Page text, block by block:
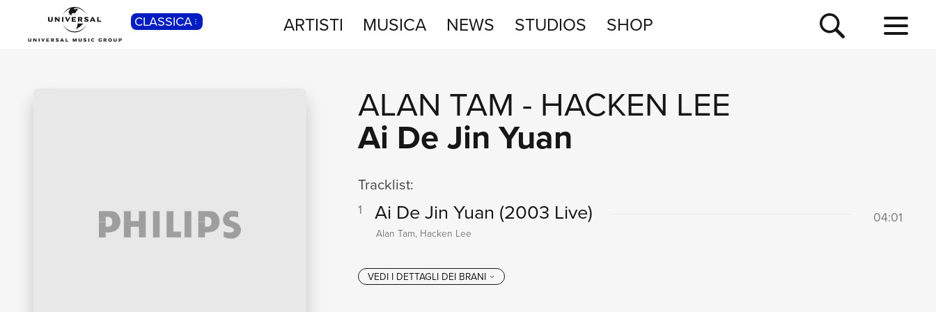
CLASSICA ARTISTI MUSICA NEWS STUDIOS SHOP
ALAN TAM - HACKEN LEE
Ai De Jin Yuan
Tracklist:
1 Ai De Jin Yuan (2003 Live) 04:01
Alan Tam, Hacken Lee
POP
SHOP
NEWS